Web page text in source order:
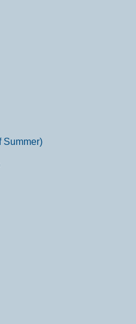
Summer)